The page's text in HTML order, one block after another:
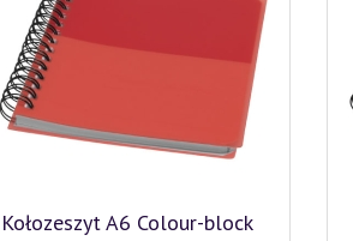
Kołozeszyt A6 Colour-block